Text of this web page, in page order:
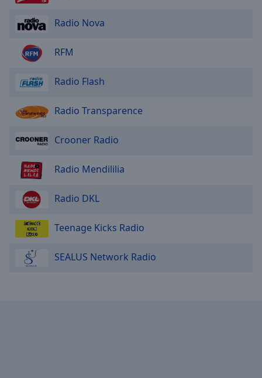
Done
Close
Modal
window.
Radio Nova
RFM
Radio Flash
Radio Transparence
Crooner Radio
Radio Mendililia
Radio DKL
Teenage Kicks Radio
SEALUS Network Radio